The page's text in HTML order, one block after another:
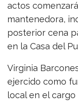
actos
mantenedora,
posterior cena
en la Casa del
Virginia
ejercido como
local en el